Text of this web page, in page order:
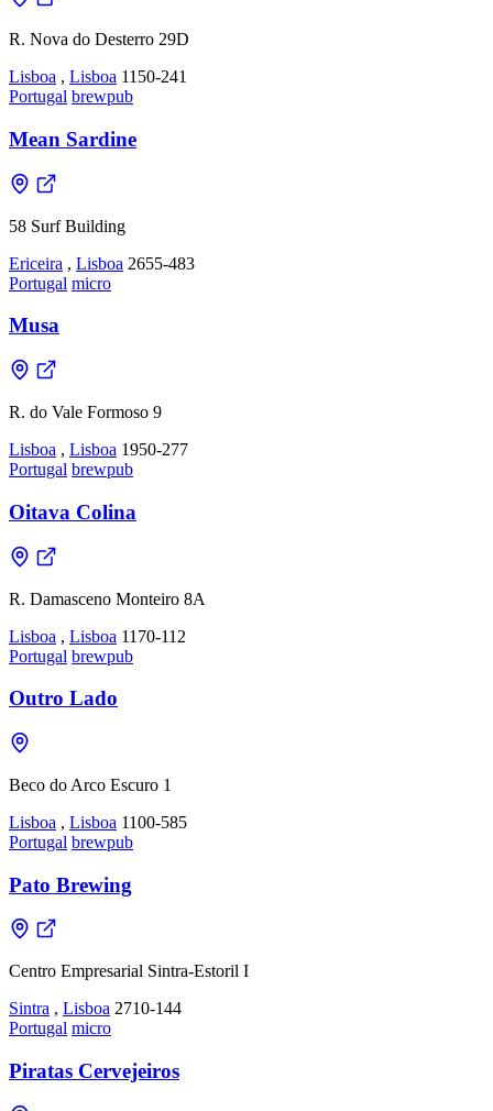
R. Nova do Desterro 29D
Lisboa , Lisboa 1150-241
Portugal brewpub
Mean Sardine
58 Surf Building
Ericeira , Lisboa 2655-483
Portugal micro
Musa
R. do Vale Formoso 9
Lisboa , Lisboa 1950-277
Portugal brewpub
Oitava Colina
R. Damasceno Monteiro 8A
Lisboa , Lisboa 1170-112
Portugal brewpub
Outro Lado
Beco do Arco Escuro 1
Lisboa , Lisboa 1100-585
Portugal brewpub
Pato Brewing
Centro Empresarial Sintra-Estoril I
Sintra , Lisboa 2710-144
Portugal micro
Piratas Cervejeiros